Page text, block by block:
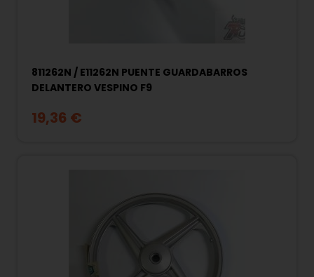
811262N / E11262N PUENTE GUARDABARROS
DELANTERO VESPINO F9
19,36 €